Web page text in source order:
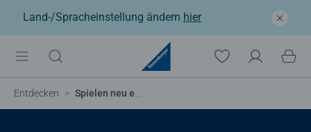
Land-/Spracheinstellung ändern hier
Entdecken Spielen neu entdecken – für Fans, Nostalgie und kreative Momente